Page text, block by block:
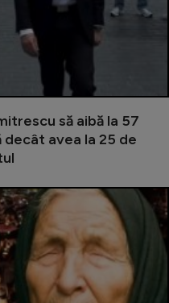
să aibă la 57
avea la 25 de